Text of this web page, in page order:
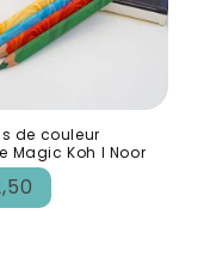
de couleur
Magic Koh I Noor